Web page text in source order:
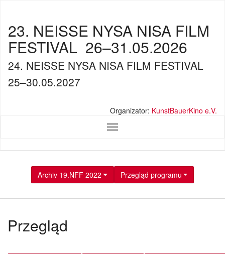
23. NEISSE NYSA NISA FILM
FESTIVAL 26–31.05.2026
24. NEISSE NYSA NISA FILM FESTIVAL
25–30.05.2027
Organizator: KunstBauerKino e.V.
Archiv 19.NFF 2022 Przegląd programu
Przegląd